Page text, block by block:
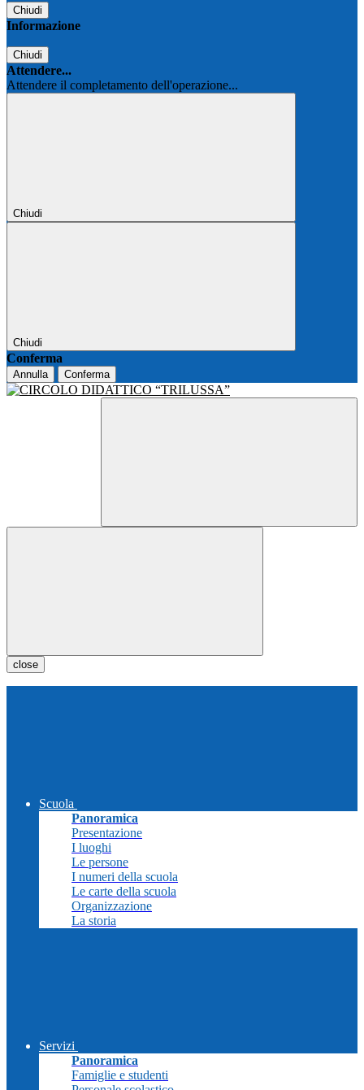
Chiudi
Informazione
Chiudi
Attendere...
Attendere il completamento dell'operazione...
Chiudi
Chiudi
Conferma
Annulla Conferma
close
Scuola
Panoramica
Presentazione
I luoghi
Le persone
I numeri della scuola
Le carte della scuola
Organizzazione
La storia
Servizi
Panoramica
Famiglie e studenti